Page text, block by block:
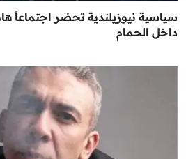
سياسية نيوزيلندية تحضر اجتماعاً
داخل الحمام